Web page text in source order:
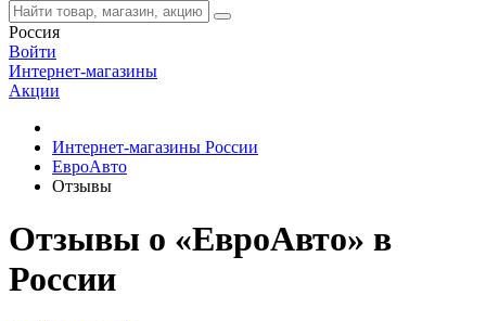
Россия
Войти
Интернет-магазины
Акции
Интернет-магазины России
ЕвроАвто
Отзывы
Отзывы о «ЕвроАвто» в
России